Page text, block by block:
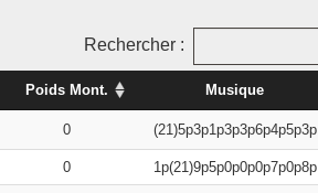
Rechercher :
Poids Mont. Musique
0 (21)5p3p1p3p3p6p4p5p3p
0 1p(21)9p5p0p0p0p7p0p8p